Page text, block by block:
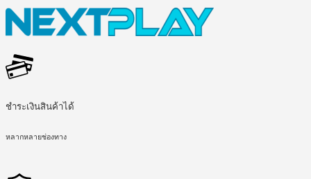
ชำระเงินสินค้าได้
หลากหลายช่องทาง